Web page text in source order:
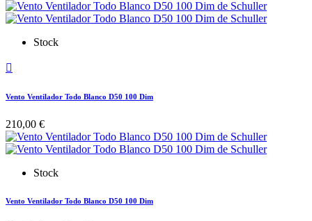
Stock

Vento Ventilador Todo Blanco D50 100 Dim
210,00 €
Stock
Vento Ventilador Todo Blanco D50 100 Dim